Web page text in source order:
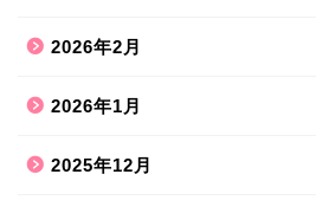
2026年2月
2026年1月
2025年12月